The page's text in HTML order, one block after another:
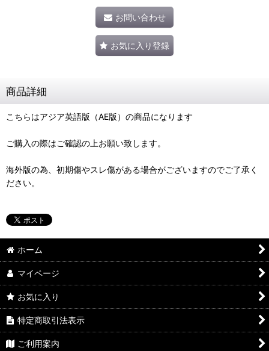
お問い合わせ
お気に入り登録
商品詳細
こちらはアジア英語版（AE版）の商品になります
ご購入の際はご確認の上お願い致します。
海外版の為、初期傷やスレ傷がある場合がございますのでご了承く
ださい。
ホーム
マイページ
お気に入り
特定商取引法表示
ご利用案内